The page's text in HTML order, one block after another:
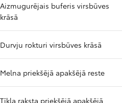
Aizmugurējais buferis virsbūves
krāsā
Durvju rokturi virsbūves krāsā
Melna priekšējā apakšējā reste
Tīkla raksta priekšējā apakšējā